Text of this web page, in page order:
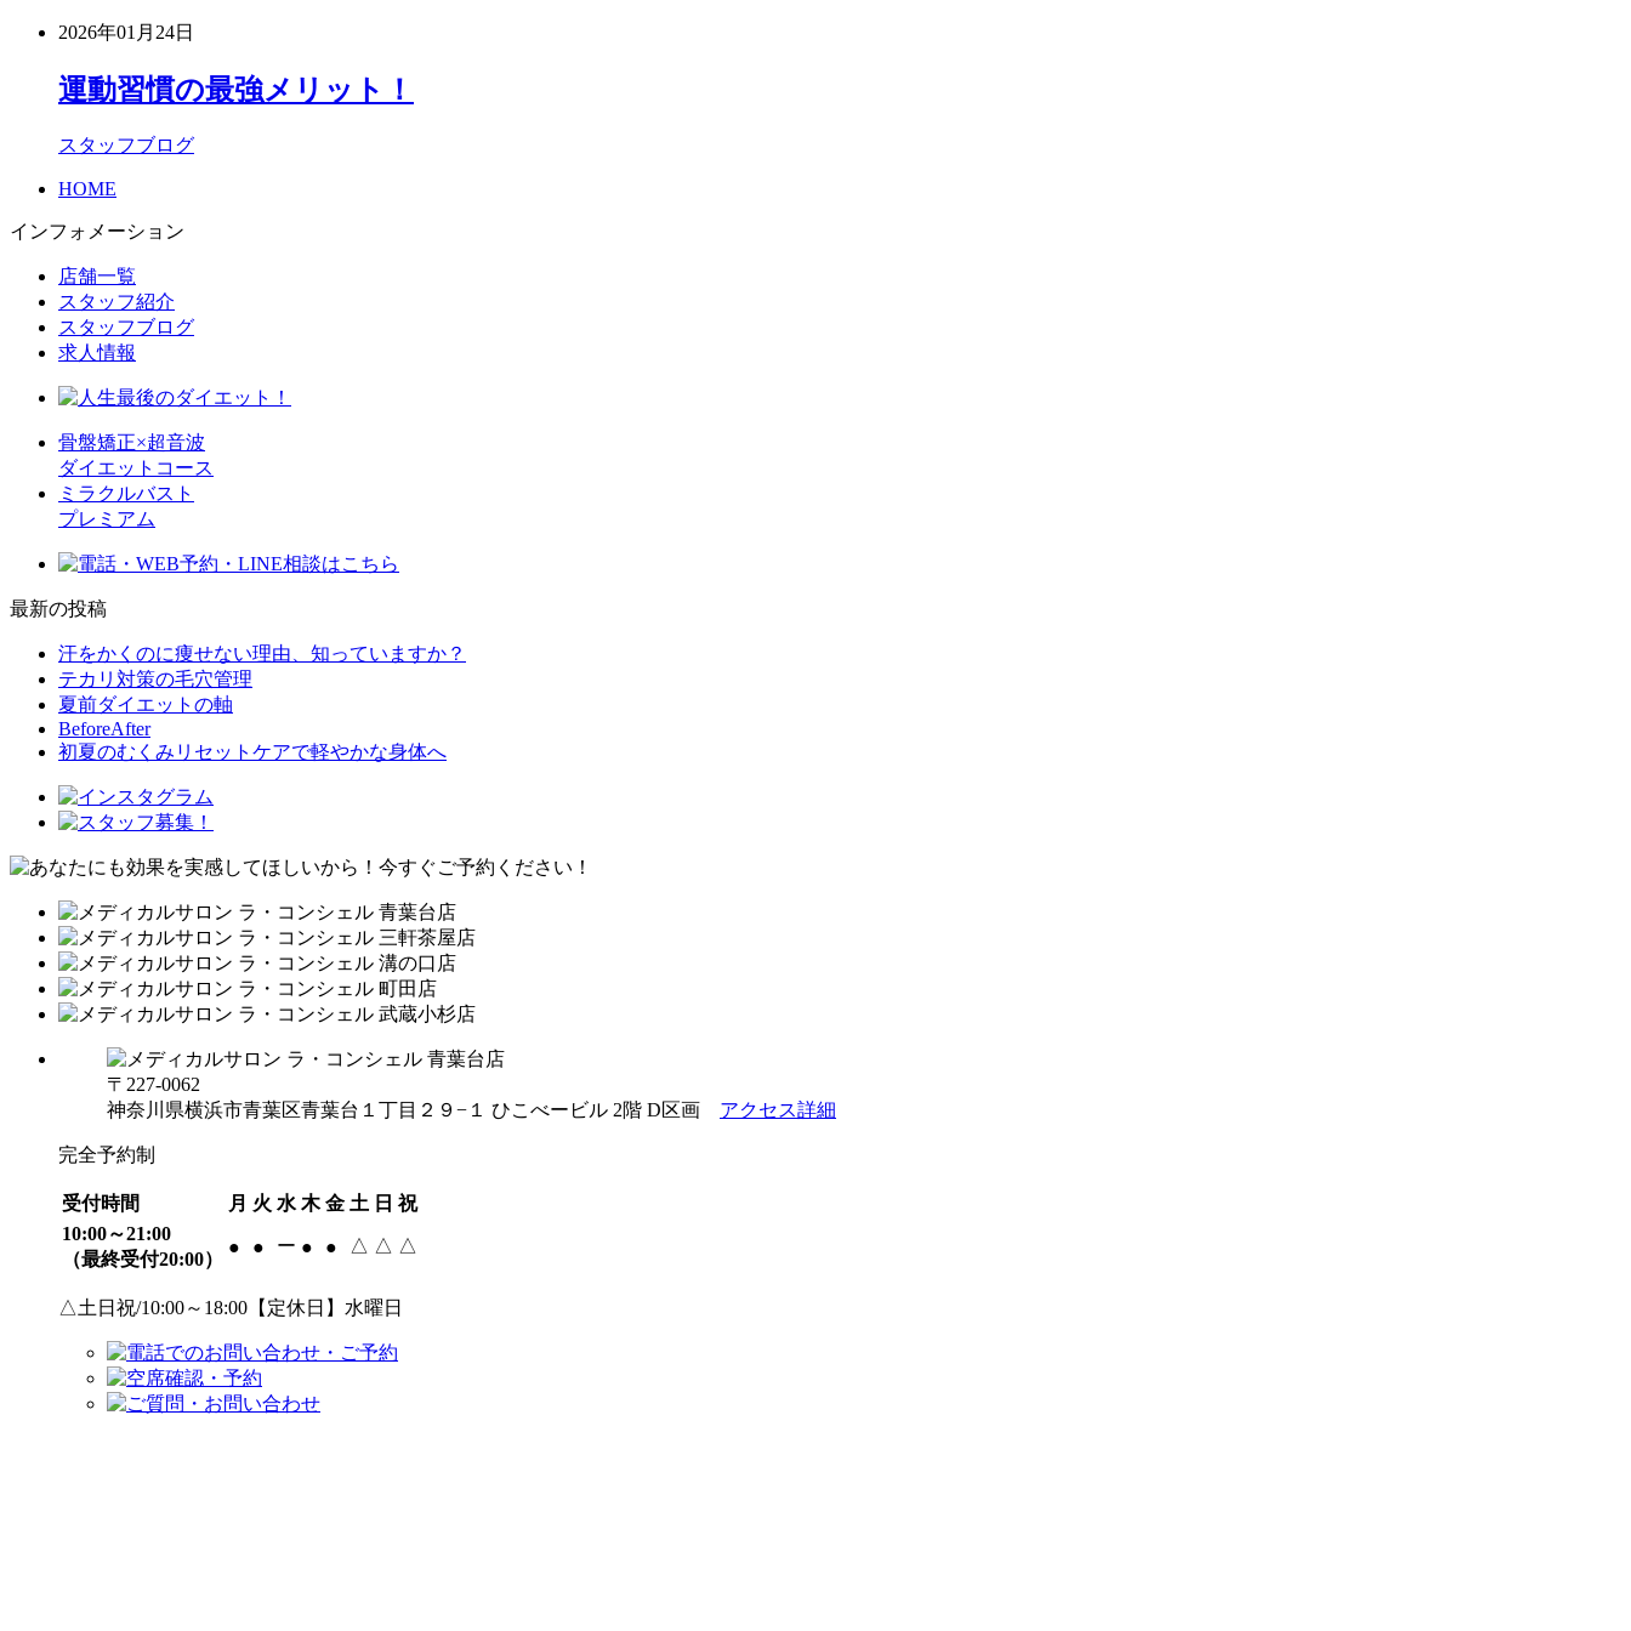
2026年01月24日
運動習慣の最強メリット！
スタッフブログ
HOME
インフォメーション
店舗一覧
スタッフ紹介
スタッフブログ
求人情報
骨盤矯正×超音波
ダイエットコース
ミラクルバスト
プレミアム
最新の投稿
汗をかくのに痩せない理由、知っていますか？
テカリ対策の毛穴管理
夏前ダイエットの軸
BeforeAfter
初夏のむくみリセットケアで軽やかな身体へ
〒227-0062
神奈川県横浜市青葉区青葉台１丁目２９−１ ひこべービル 2階 D区画 アクセス詳細
完全予約制
受付時間 月 火 水 木 金 土 日 祝
10:00～21:00
（最終受付20:00）
● ● ー ● ● △ △ △
△土日祝/10:00～18:00【定休日】水曜日